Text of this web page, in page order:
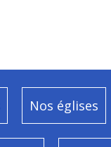
Nos églises